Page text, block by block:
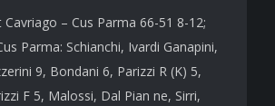
Cavriago – Cus Parma 66-51 8-12;
Parma: Schianchi, Ivardi Ganapini,
9, Bondani 6, Parizzi R (K) 5,
F 5, Malossi, Dal Pian ne, Sirri,